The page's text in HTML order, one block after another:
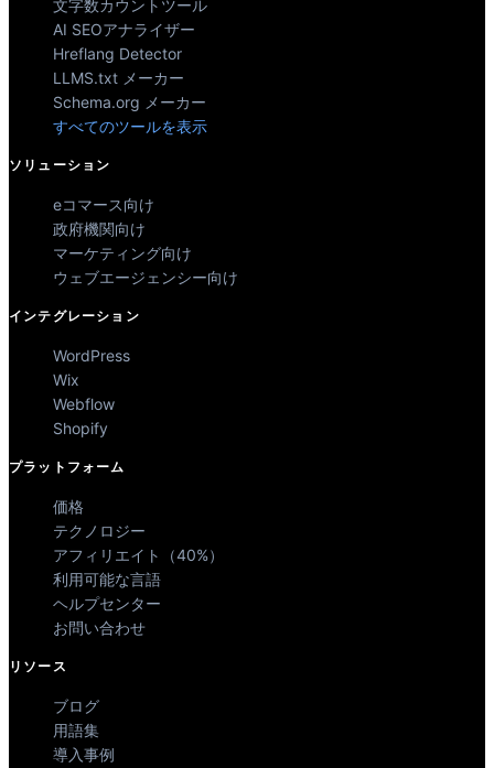
文字数カウントツール
AI SEOアナライザー
Hreflang Detector
LLMS.txt メーカー
Schema.org メーカー
すべてのツールを表示
ソリューション
eコマース向け
政府機関向け
マーケティング向け
ウェブエージェンシー向け
インテグレーション
WordPress
Wix
Webflow
Shopify
プラットフォーム
価格
テクノロジー
アフィリエイト（40%）
利用可能な言語
ヘルプセンター
お問い合わせ
リソース
ブログ
用語集
導入事例